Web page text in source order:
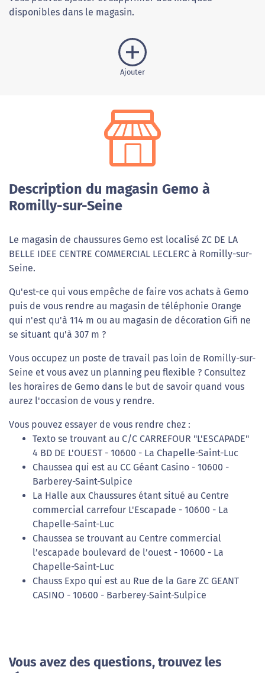
disponibles dans le magasin.
Ajouter
Description du magasin Gemo à
Romilly-sur-Seine
Le magasin de chaussures Gemo est localisé ZC DE LA
BELLE IDEE CENTRE COMMERCIAL LECLERC à Romilly-sur-
Seine.
Qu'est-ce qui vous empêche de faire vos achats à Gemo
puis de vous rendre au magasin de téléphonie Orange
qui n'est qu'à 114 m ou au magasin de décoration Gifi ne
se situant qu'à 307 m ?
Vous occupez un poste de travail pas loin de Romilly-sur-
Seine et vous avez un planning peu flexible ? Consultez
les horaires de Gemo dans le but de savoir quand vous
aurez l'occasion de vous y rendre.
Vous pouvez essayer de vous rendre chez :
Texto se trouvant au C/C CARREFOUR "L'ESCAPADE"
4 BD DE L'OUEST - 10600 - La Chapelle-Saint-Luc
Chaussea qui est au CC Géant Casino - 10600 -
Barberey-Saint-Sulpice
La Halle aux Chaussures étant situé au Centre
commercial carrefour L'Escapade - 10600 - La
Chapelle-Saint-Luc
Chaussea se trouvant au Centre commercial
l’escapade boulevard de l’ouest - 10600 - La
Chapelle-Saint-Luc
Chauss Expo qui est au Rue de la Gare ZC GEANT
CASINO - 10600 - Barberey-Saint-Sulpice
Vous avez des questions, trouvez les